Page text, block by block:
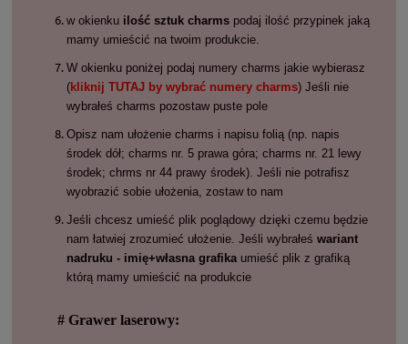
w okienku ilość sztuk charms podaj ilość przypinek jaką
mamy umieścić na twoim produkcie.
W okienku poniżej podaj numery charms jakie wybierasz
(kliknij TUTAJ by wybrać numery charms) Jeśli nie
wybrałeś charms pozostaw puste pole
Opisz nam ułożenie charms i napisu folią (np. napis
środek dół; charms nr. 5 prawa góra; charms nr. 21 lewy
środek; chrms nr 44 prawy środek). Jeśli nie potrafisz
wyobrazić sobie ułożenia, zostaw to nam
Jeśli chcesz umieść plik poglądowy dzięki czemu będzie
nam łatwiej zrozumieć ułożenie. Jeśli wybrałeś wariant
nadruku - imię+własna grafika umieść plik z grafiką
którą mamy umieścić na produkcie
# Grawer laserowy: